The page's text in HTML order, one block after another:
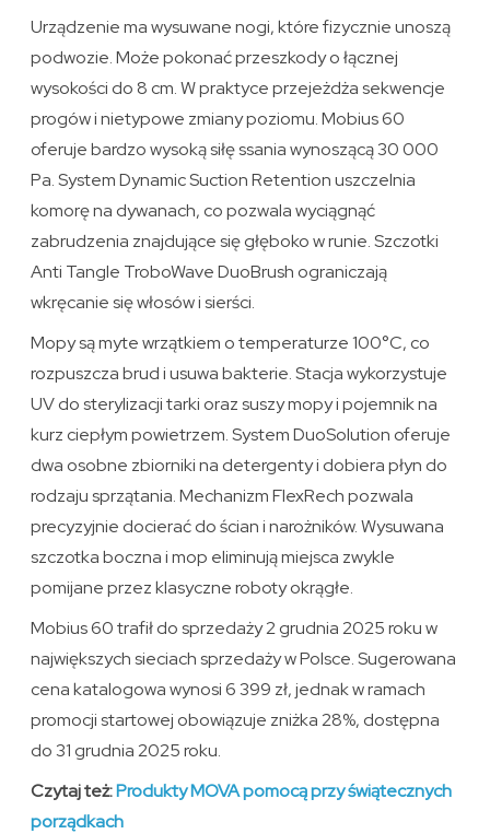
Urządzenie ma wysuwane nogi, które fizycznie unoszą
podwozie. Może pokonać przeszkody o łącznej
wysokości do 8 cm. W praktyce przejeżdża sekwencje
progów i nietypowe zmiany poziomu. Mobius 60
oferuje bardzo wysoką siłę ssania wynoszącą 30 000
Pa. System Dynamic Suction Retention uszczelnia
komorę na dywanach, co pozwala wyciągnąć
zabrudzenia znajdujące się głęboko w runie. Szczotki
Anti Tangle TroboWave DuoBrush ograniczają
wkręcanie się włosów i sierści.
Mopy są myte wrzątkiem o temperaturze 100°C, co
rozpuszcza brud i usuwa bakterie. Stacja wykorzystuje
UV do sterylizacji tarki oraz suszy mopy i pojemnik na
kurz ciepłym powietrzem. System DuoSolution oferuje
dwa osobne zbiorniki na detergenty i dobiera płyn do
rodzaju sprzątania. Mechanizm FlexRech pozwala
precyzyjnie docierać do ścian i narożników. Wysuwana
szczotka boczna i mop eliminują miejsca zwykle
pomijane przez klasyczne roboty okrągłe.
Mobius 60 trafił do sprzedaży 2 grudnia 2025 roku w
największych sieciach sprzedaży w Polsce. Sugerowana
cena katalogowa wynosi 6 399 zł, jednak w ramach
promocji startowej obowiązuje zniżka 28%, dostępna
do 31 grudnia 2025 roku.
Czytaj też:Produkty MOVA pomocą przy świątecznych
porządkach